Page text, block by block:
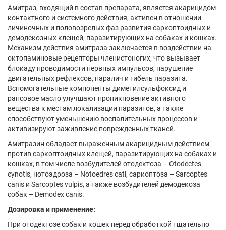
Амитраз, входящий в состав препарата, является акарицидом
контактного и системного действия, активен в отношении
личиночных и половозрелых фаз развития саркоптоидных и
демодекозных клещей, паразитирующих на собаках и кошках.
Механизм действия амитраза заключается в воздействии на
октопаминовые рецепторы членистоногих, что вызывает
блокаду проводимости нервных импульсов, нарушение
двигательных рефлексов, паралич и гибель паразита.
Вспомогательные компоненты диметилсульфоксид и
рапсовое масло улучшают проникновение активного
вещества к местам локализации паразитов, а также
способствуют уменьшению воспалительных процессов и
активизируют заживление поврежденных тканей.
Амитразин обладает выраженным акарицидным действием
против саркоптоидных клещей, паразитирующих на собаках и
кошках, в том числе возбудителей отодектоза – Otodectes
cynotis, нотоэдроза – Notoedres cati, саркоптоза – Sarcoptes
canis и Sarcoptes vulpis, а также возбудителей демодекоза
собак – Demodex canis.
Дозировка и применение:
При отодектозе собак и кошек перед обработкой тщательно